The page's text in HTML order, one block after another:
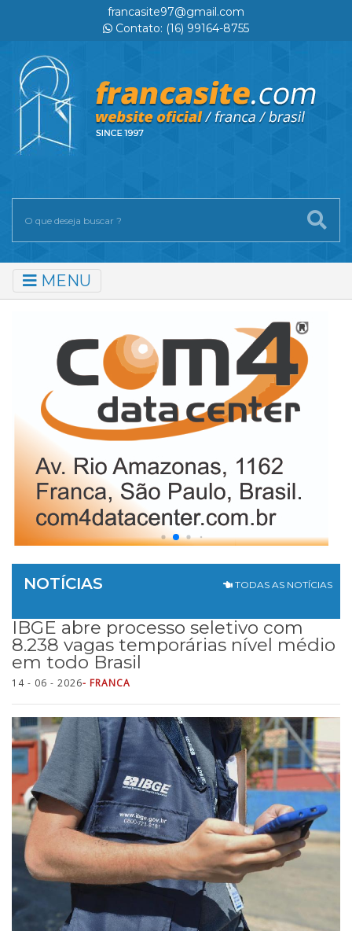
francasite97@gmail.com
Contato: (16) 99164-8755
MENU
NOTÍCIAS TODAS AS NOTÍCIAS
IBGE abre processo seletivo com
8.238 vagas temporárias nível médio
em todo Brasil
14 - 06 - 2026- FRANCA